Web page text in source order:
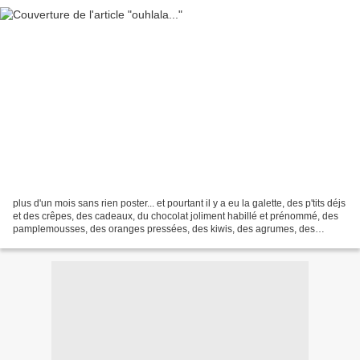
plus d'un mois sans rien poster... et pourtant il y a eu la galette, des p'tits déjs
et des crêpes, des cadeaux, du chocolat joliment habillé et prénommé, des
pamplemousses, des oranges pressées, des kiwis, des agrumes, des